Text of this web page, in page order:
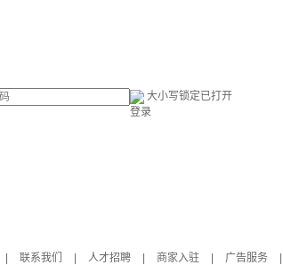
大小写锁定已打开
登录
联系我们 人才招聘 商家入驻 广告服务